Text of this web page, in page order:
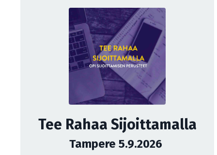
Tee Rahaa Sijoittamalla
Tampere 5.9.2026